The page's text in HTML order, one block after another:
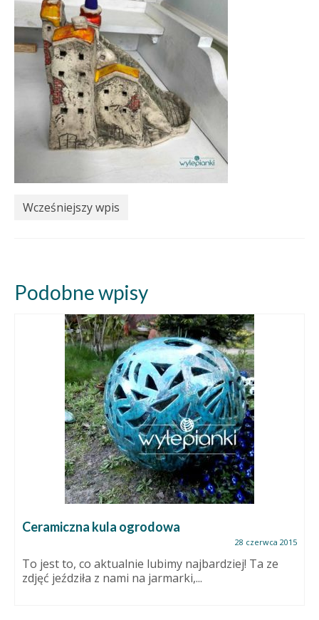
Wcześniejszy wpis
Podobne wpisy
Ceramiczna kula ogrodowa
28 czerwca 2015
To jest to, co aktualnie lubimy najbardziej! Ta ze
zdjęć jeździła z nami na jarmarki,...